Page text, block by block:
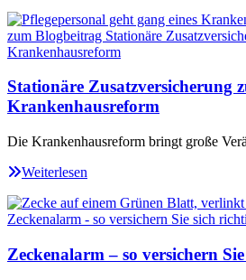
Stationäre Zusatzversicherung
Krankenhausreform
Die Krankenhausreform bringt große
Weiterlesen
Zeckenalarm – so versichern